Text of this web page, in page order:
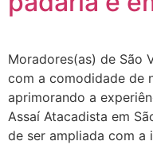
Moradores(as) de São
com a comodidade de
aprimorando a
Assaí Atacadista em
de ser ampliada com a